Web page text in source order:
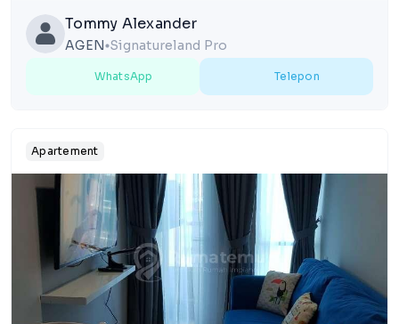
Tommy Alexander
AGEN lens Signatureland Pro
WhatsApp Telepon
Apartement